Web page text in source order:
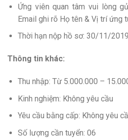
Ứng viên quan tâm vui lòng
Email ghi rõ Họ tên & Vị trí ứng
Thời hạn nộp hồ sơ: 30/11/2019
Thông tin khác:
Thu nhập: Từ 5.000.000 –
Kinh nghiệm: Không yêu cầu
Yêu cầu bằng cấp: Không yêu
Số lượng cần tuyển: 06